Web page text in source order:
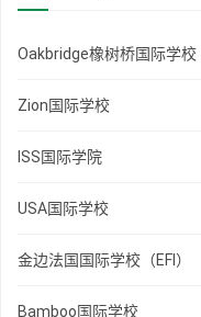
Oakbridge橡树桥国际学校
Zion国际学校
ISS国际学院
USA国际学校
金边法国国际学校（EFI）
Bamboo国际学校